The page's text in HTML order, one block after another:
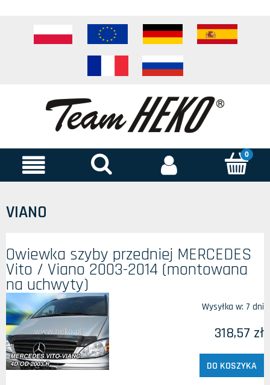
VIANO
Owiewka szyby przedniej MERCEDES
Vito / Viano 2003-2014 (montowana
na uchwyty)
Wysyłka w: 7 dni
318,57 zł
DO KOSZYKA